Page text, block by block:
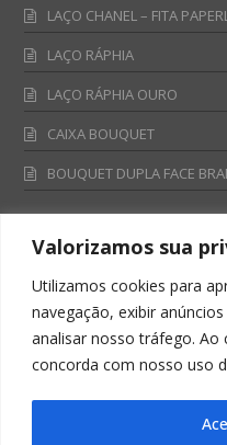
Valorizamos sua
Utilizamos cookies para
navegação, exibir
analisar nosso tráfego. Ao
concorda com nosso uso
LAÇO CHANEL – FITA
LAÇO RÁPHIA
LAÇO RÁPHIA OURO
CAIXA BOUQUET
BOUQUET DUPLA FACE
Fale Conosco
0800 701 4866
televendas@albano.com.br
SAC: